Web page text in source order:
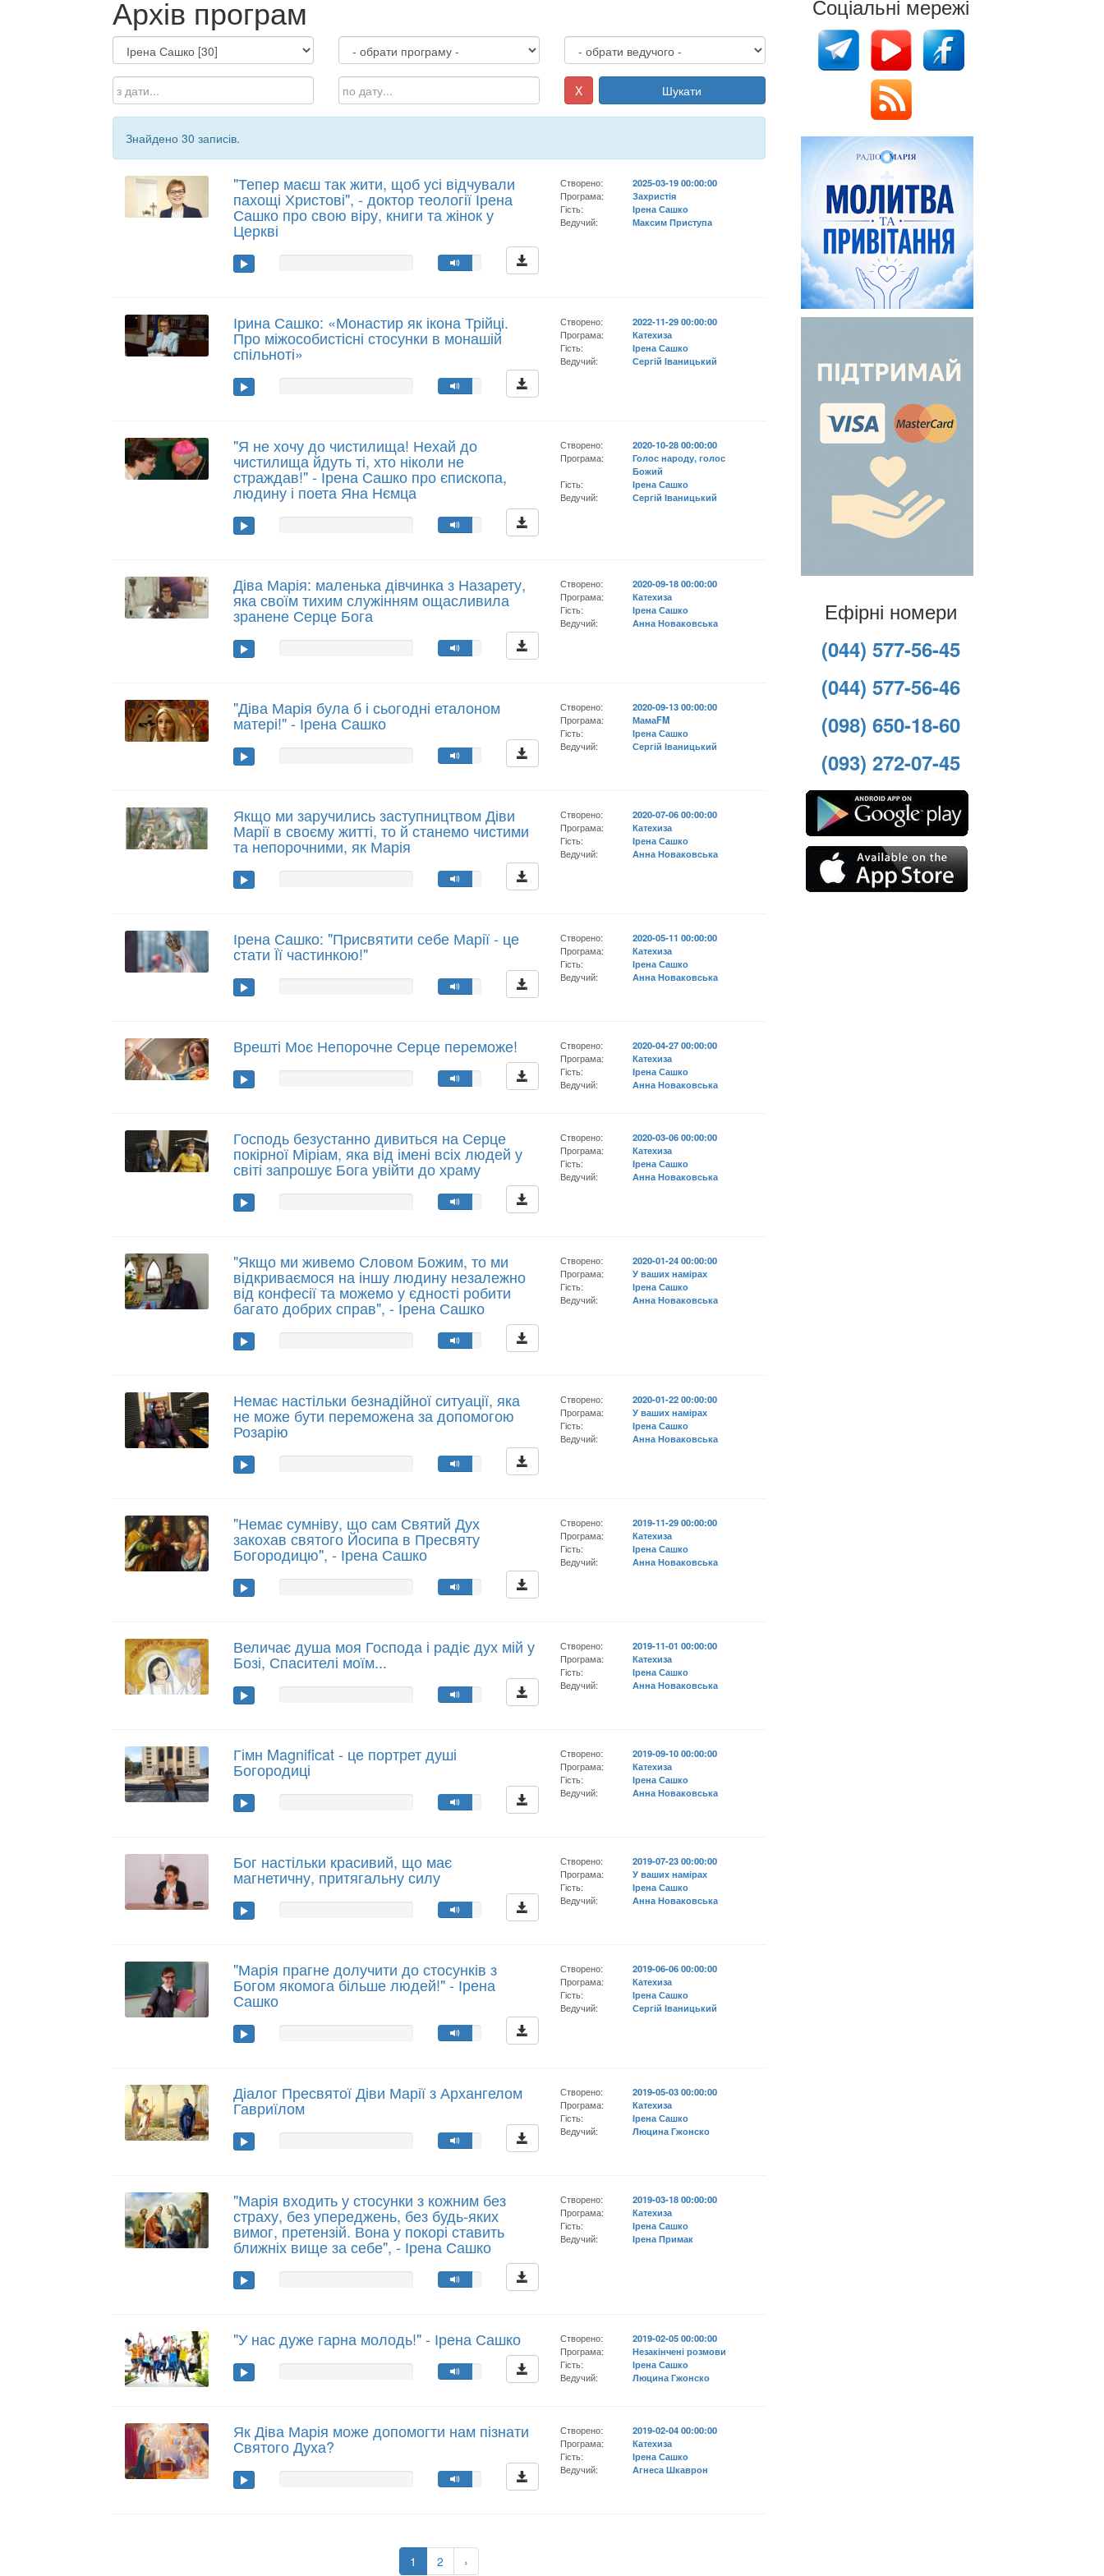
Архів програм
X Шукати
Знайдено 30 записів.
"Тепер маєш так жити, щоб усі відчували
пахощі Христові", - доктор теології Ірена
Сашко про свою віру, книги та жінок у
Церкві
Створено:
2025-03-19 00:00:00
Програма:
Захристія
Гість:
Ірена Сашко
Ведучий:
Максим Приступа
Ірина Сашко: «Монастир як ікона Трійці.
Про міжособистісні стосунки в монашій
спільноті»
Створено:
2022-11-29 00:00:00
Програма:
Катехиза
Гість:
Ірена Сашко
Ведучий:
Сергій Іваницький
"Я не хочу до чистилища! Нехай до
чистилища йдуть ті, хто ніколи не
страждав!" - Ірена Сашко про єпископа,
людину і поета Яна Нємца
Створено:
2020-10-28 00:00:00
Програма:
Голос народу, голос
Божий
Гість:
Ірена Сашко
Ведучий:
Сергій Іваницький
Діва Марія: маленька дівчинка з Назарету,
яка своїм тихим служінням ощасливила
зранене Серце Бога
Створено:
2020-09-18 00:00:00
Програма:
Катехиза
Гість:
Ірена Сашко
Ведучий:
Анна Новаковська
"Діва Марія була б і сьогодні еталоном
матері!" - Ірена Сашко
Створено:
2020-09-13 00:00:00
Програма:
МамаFM
Гість:
Ірена Сашко
Ведучий:
Сергій Іваницький
Якщо ми заручились заступництвом Діви
Марії в своєму житті, то й станемо чистими
та непорочними, як Марія
Створено:
2020-07-06 00:00:00
Програма:
Катехиза
Гість:
Ірена Сашко
Ведучий:
Анна Новаковська
Ірена Сашко: "Присвятити себе Марії - це
стати Її частинкою!"
Створено:
2020-05-11 00:00:00
Програма:
Катехиза
Гість:
Ірена Сашко
Ведучий:
Анна Новаковська
Врешті Моє Непорочне Серце переможе! Створено:
2020-04-27 00:00:00
Програма:
Катехиза
Гість:
Ірена Сашко
Ведучий:
Анна Новаковська
Господь безустанно дивиться на Серце
покірної Міріам, яка від імені всіх людей у
світі запрошує Бога увійти до храму
Створено:
2020-03-06 00:00:00
Програма:
Катехиза
Гість:
Ірена Сашко
Ведучий:
Анна Новаковська
"Якщо ми живемо Словом Божим, то ми
відкриваємося на іншу людину незалежно
від конфесії та можемо у єдності робити
багато добрих справ", - Ірена Сашко
Створено:
2020-01-24 00:00:00
Програма:
У ваших намірах
Гість:
Ірена Сашко
Ведучий:
Анна Новаковська
Немає настільки безнадійної ситуації, яка
не може бути переможена за допомогою
Розарію
Створено:
2020-01-22 00:00:00
Програма:
У ваших намірах
Гість:
Ірена Сашко
Ведучий:
Анна Новаковська
"Немає сумніву, що сам Святий Дух
закохав святого Йосипа в Пресвяту
Богородицю", - Ірена Сашко
Створено:
2019-11-29 00:00:00
Програма:
Катехиза
Гість:
Ірена Сашко
Ведучий:
Анна Новаковська
Величає душа моя Господа і радіє дух мій у
Бозі, Спасителі моїм...
Створено:
2019-11-01 00:00:00
Програма:
Катехиза
Гість:
Ірена Сашко
Ведучий:
Анна Новаковська
Гімн Magnificat - це портрет душі
Богородиці
Створено:
2019-09-10 00:00:00
Програма:
Катехиза
Гість:
Ірена Сашко
Ведучий:
Анна Новаковська
Бог настільки красивий, що має
магнетичну, притягальну силу
Створено:
2019-07-23 00:00:00
Програма:
У ваших намірах
Гість:
Ірена Сашко
Ведучий:
Анна Новаковська
"Марія прагне долучити до стосунків з
Богом якомога більше людей!" - Ірена
Сашко
Створено:
2019-06-06 00:00:00
Програма:
Катехиза
Гість:
Ірена Сашко
Ведучий:
Сергій Іваницький
Діалог Пресвятої Діви Марії з Архангелом
Гавриїлом
Створено:
2019-05-03 00:00:00
Програма:
Катехиза
Гість:
Ірена Сашко
Ведучий:
Люцина Гжонско
"Марія входить у стосунки з кожним без
страху, без упереджень, без будь-яких
вимог, претензій. Вона у покорі ставить
ближніх вище за себе", - Ірена Сашко
Створено:
2019-03-18 00:00:00
Програма:
Катехиза
Гість:
Ірена Сашко
Ведучий:
Ірена Примак
"У нас дуже гарна молодь!" - Ірена Сашко Створено:
2019-02-05 00:00:00
Програма:
Незакінчені розмови
Гість:
Ірена Сашко
Ведучий:
Люцина Гжонско
Як Діва Марія може допомогти нам пізнати
Святого Духа?
Створено:
2019-02-04 00:00:00
Програма:
Катехиза
Гість:
Ірена Сашко
Ведучий:
Агнеса Шкаврон
1 2 ›
Соціальні мережі
Ефірні номери
(044) 577-56-45
(044) 577-56-46
(098) 650-18-60
(093) 272-07-45